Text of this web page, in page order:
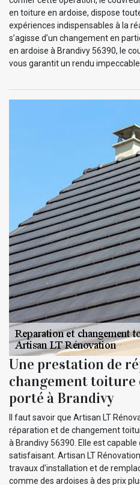
en toiture en ardoise, dispose
expériences indispensables à la
s’agisse d’un changement en
en ardoise à Brandivy 56390, le
vous garantit un rendu impeccable.
Une prestation de
changement toiture
porté à Brandivy
Il faut savoir que Artisan LT
réparation et de changement
à Brandivy 56390. Elle est
satisfaisant. Artisan LT
travaux d’installation et de
comme des ardoises à des prix